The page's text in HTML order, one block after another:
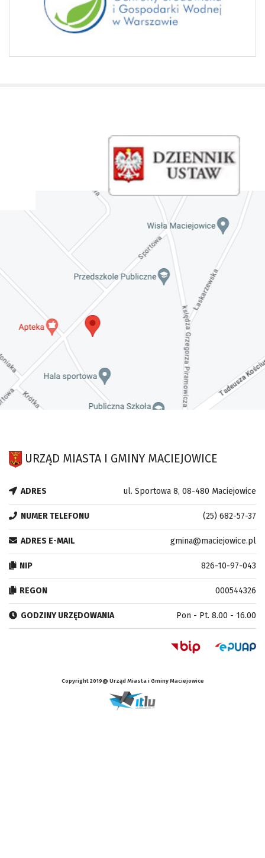
URZĄD MIASTA I GMINY MACIEJOWICE
ADRES ul. Sportowa 8, 08-480 Maciejowice
NUMER TELEFONU (25) 682-57-37
ADRES E-MAIL gmina@maciejowice.pl
NIP 826-10-97-043
REGON 000544326
GODZINY URZĘDOWANIA Pon - Pt. 8.00 - 16.00
Copyright 2019@ Urząd Miasta i Gminy Maciejowice